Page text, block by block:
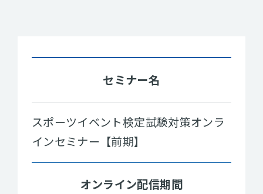
セミナー名
スポーツイベント検定試験対策オンラ
インセミナー【前期】
オンライン配信期間